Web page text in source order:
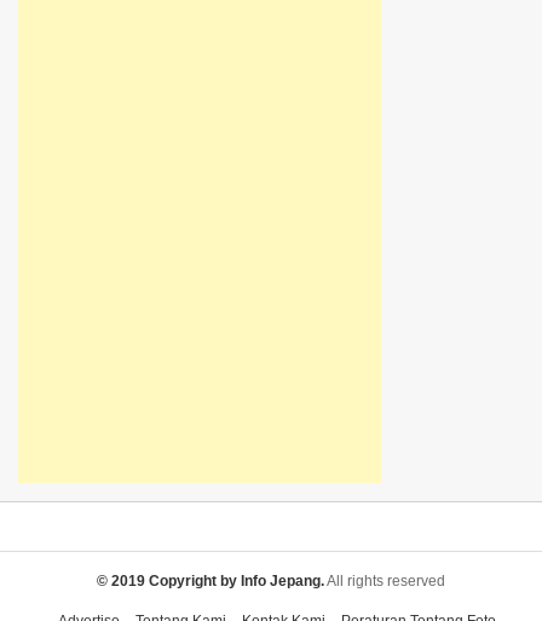
© 2019 Copyright by Info Jepang.All rights reserved